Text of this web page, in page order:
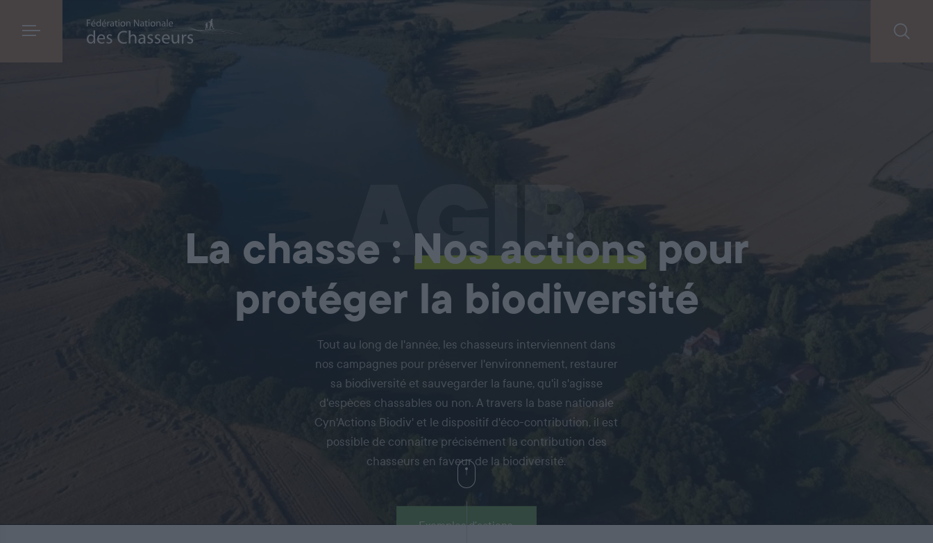
AGIR
La chasse : Nos actionspour
protéger la biodiversité
Tout au long de l'année, les chasseurs interviennent dans
nos campagnes pour préserver l'environnement, restaurer
sa biodiversité et sauvegarder la faune, qu'il s'agisse
d'espèces chassables ou non. A travers la base nationale
Cyn'Actions Biodiv' et le dispositif d'éco-contribution, il est
possible de connaitre précisément la contribution des
chasseurs en faveur de la biodiversité.
Exemples d'actions